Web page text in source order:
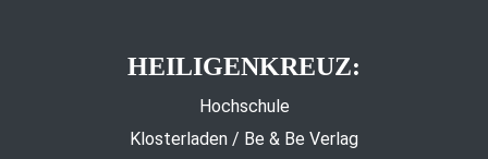
HEILIGENKREUZ:
Hochschule
Klosterladen / Be & Be Verlag